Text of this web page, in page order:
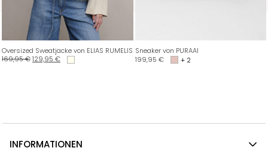
Oversized Sweatjacke von ELIAS RUMELIS
169,95€129,95 €
Sneaker von PURAAI
199,95 € + 2
INFORMATIONEN